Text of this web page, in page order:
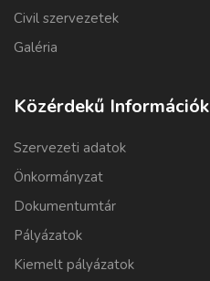
Civil szervezetek
Galéria
Közérdekű Információk
Szervezeti adatok
Önkormányzat
Dokumentumtár
Pályázatok
Kiemelt pályázatok